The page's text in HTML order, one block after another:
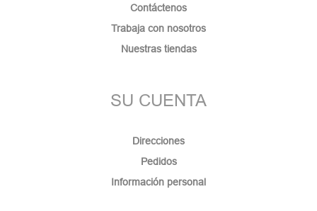
Contáctenos
Trabaja con nosotros
Nuestras tiendas
SU CUENTA
Direcciones
Pedidos
Información personal